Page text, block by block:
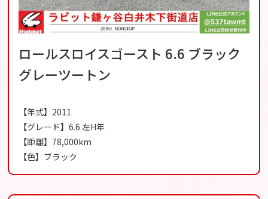
ロールスロイスゴースト 6.6 ブラック
グレーツートン
【年式】2011
【グレード】6.6 左H年
【距離】78,000km
【色】ブラック